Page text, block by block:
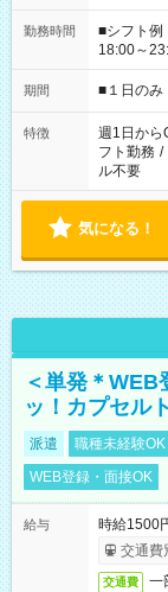
勤務時間
■シフト例
18:00～
etc ★最短で3時間で5,120円のお仕事から 15時間で2万円近く稼
げるお仕事も！ ご希望のお時間に合わ
ください！
期間 ■１日のみ
特徴 週1日から
フト勤務 /
ル不要
気になる！
＜単発＊
ッ！カプセル
派遣 職種未経験OK
WEB登録・面接OK
給与
時給1500
交通費
交通費
一